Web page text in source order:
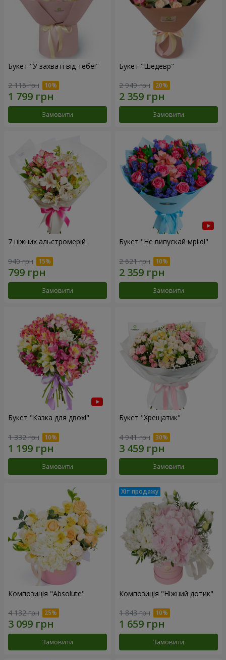
Букет "У захваті від тебе!"
2 116 грн
Замовити
Букет "Шедевр"
2 949 грн
Замовити
7 ніжних альстромерій
940 грн
Замовити
Букет "Не випускай мрію!"
2 621 грн
Замовити
Букет "Казка для двох!"
1 332 грн
Замовити
Букет "Хрещатик"
4 941 грн
Замовити
Композиція "Absolute"
4 132 грн
Замовити
Композиція "Ніжний дотик"
1 843 грн
Замовити